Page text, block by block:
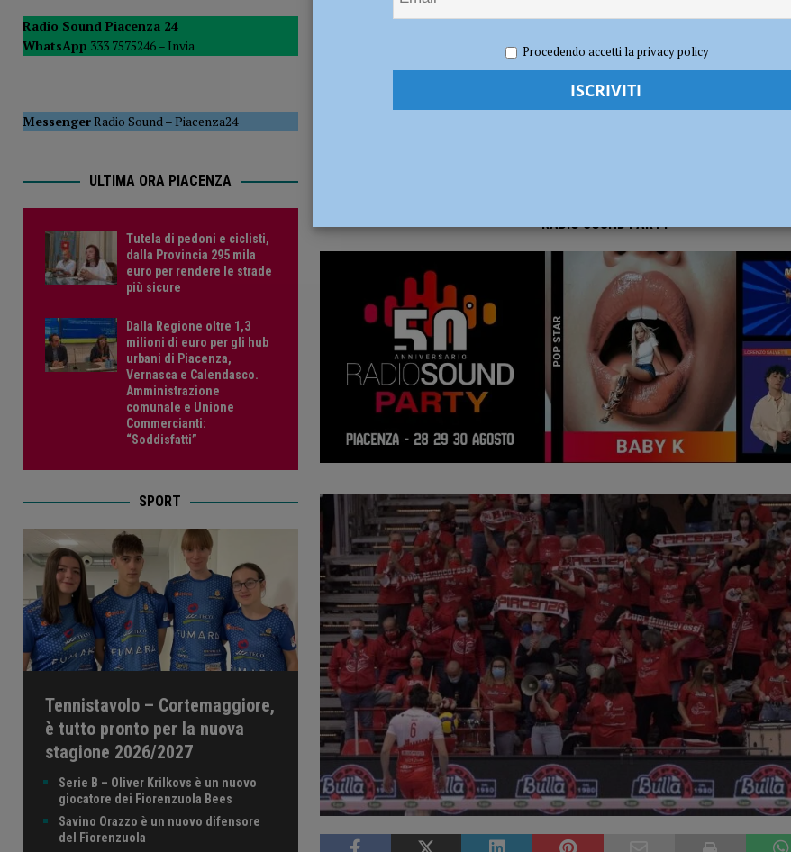
POLITICA
[ 5 Agosto 2026 ] Caldo estremo e asili nido, Tagliaferri (FdI): “Verificare subito la situazione nella provincia di Piacenza”
RADIO SOUND PARTY
Radio Sound Piacenza 24
WhatsApp 333 7575246 – Invia
MessengerRadio Sound–Piacenza24
ULTIMA ORA PIACENZA
Tutela di pedoni e ciclisti,
dalla Provincia 295 mila
euro per rendere le strade
più sicure
Dalla Regione oltre 1,3
milioni di euro per gli hub
urbani di Piacenza,
Vernasca e Calendasco.
Amministrazione
comunale e Unione
Commercianti:
“Soddisfatti”
SPORT
Tennistavolo – Cortemaggiore,
è tutto pronto per la nuova
stagione 2026/2027
Serie B – Oliver Krilkovs è un nuovo
giocatore dei Fiorenzuola Bees
Savino Orazzo è un nuovo difensore
del Fiorenzuola
Procedendo accetti la privacy policy